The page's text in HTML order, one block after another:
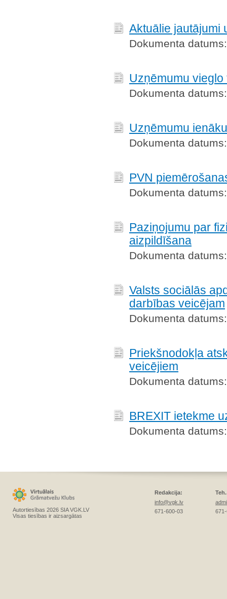
Aktuālie jautājumi
Dokumenta
Uzņēmumu
Dokumenta
Uzņēmumu
Dokumenta
PVN
Dokumenta
Paziņojumu par
aizpildīšana
Dokumenta
Valsts sociālās
darbības veicējam
Dokumenta
Priekšnodokļa
veicējiem
Dokumenta
BREXIT ietekme
Dokumenta
Autortiesības 2026 SIA VGK.LV
Visas tiesības ir aizsargātas
Redakcija:
info@vgk.lv
671-600-03